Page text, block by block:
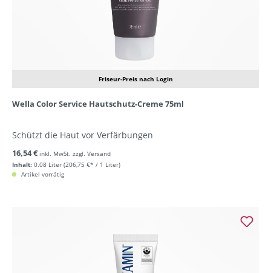
Friseur-Preis nach Login
Wella Color Service Hautschutz-Creme 75ml
Schützt die Haut vor Verfärbungen
Inhalt: 0.08 Liter (206,75 €* / 1 Liter)
16,54 € inkl. MwSt. zzgl. Versand
Artikel vorrätig